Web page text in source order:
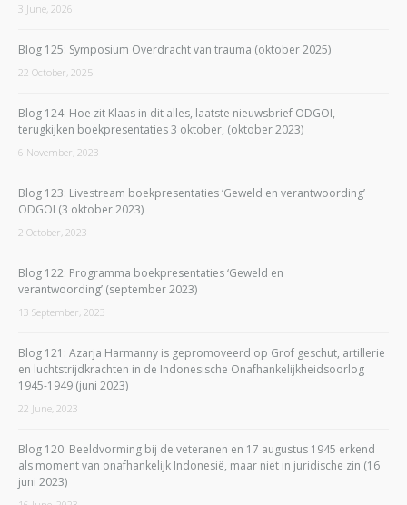
3 June, 2026
Blog 125: Symposium Overdracht van trauma (oktober 2025)
22 October, 2025
Blog 124: Hoe zit Klaas in dit alles, laatste nieuwsbrief ODGOI,
terugkijken boekpresentaties 3 oktober, (oktober 2023)
6 November, 2023
Blog 123: Livestream boekpresentaties ‘Geweld en verantwoording’
ODGOI (3 oktober 2023)
2 October, 2023
Blog 122: Programma boekpresentaties ‘Geweld en
verantwoording’ (september 2023)
13 September, 2023
Blog 121: Azarja Harmanny is gepromoveerd op Grof geschut, artillerie
en luchtstrijdkrachten in de Indonesische Onafhankelijkheidsoorlog
1945-1949 (juni 2023)
22 June, 2023
Blog 120: Beeldvorming bij de veteranen en 17 augustus 1945 erkend
als moment van onafhankelijk Indonesië, maar niet in juridische zin (16
juni 2023)